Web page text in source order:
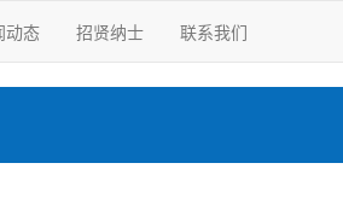
动态 招贤纳士 联系我们